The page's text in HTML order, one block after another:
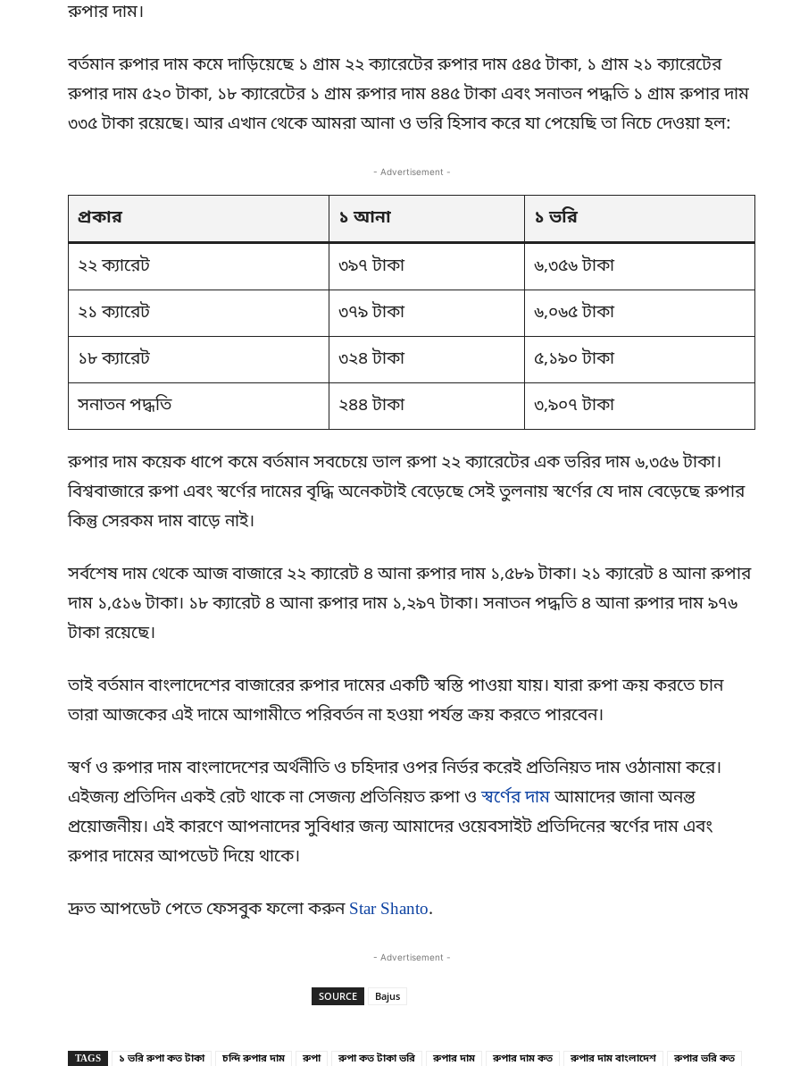
রুপার দাম।
বর্তমান রুপার দাম কমে দাড়িয়েছে ১ গ্রাম ২২ ক্যারেটের রুপার দাম ৫৪৫ টাকা, ১ গ্রাম ২১ ক্যারেটের
রুপার দাম ৫২০ টাকা, ১৮ ক্যারেটের ১ গ্রাম রুপার দাম ৪৪৫ টাকা এবং সনাতন পদ্ধতি ১ গ্রাম রুপার দাম
৩৩৫ টাকা রয়েছে। আর এখান থেকে আমরা আনা ও ভরি হিসাব করে যা পেয়েছি তা নিচে দেওয়া হল:
- Advertisement -
প্রকার ১ আনা ১ ভরি
২২ ক্যারেট ৩৯৭ টাকা ৬,৩৫৬ টাকা
২১ ক্যারেট ৩৭৯ টাকা ৬,০৬৫ টাকা
১৮ ক্যারেট ৩২৪ টাকা ৫,১৯০ টাকা
সনাতন পদ্ধতি ২৪৪ টাকা ৩,৯০৭ টাকা
রুপার দাম কয়েক ধাপে কমে বর্তমান সবচেয়ে ভাল রুপা ২২ ক্যারেটের এক ভরির দাম ৬,৩৫৬ টাকা।
বিশ্ববাজারে রুপা এবং স্বর্ণের দামের বৃদ্ধি অনেকটাই বেড়েছে সেই তুলনায় স্বর্ণের যে দাম বেড়েছে রুপার
কিন্তু সেরকম দাম বাড়ে নাই।
সর্বশেষ দাম থেকে আজ বাজারে ২২ ক্যারেট ৪ আনা রুপার দাম ১,৫৮৯ টাকা। ২১ ক্যারেট ৪ আনা রুপার
দাম ১,৫১৬ টাকা। ১৮ ক্যারেট ৪ আনা রুপার দাম ১,২৯৭ টাকা। সনাতন পদ্ধতি ৪ আনা রুপার দাম ৯৭৬
টাকা রয়েছে।
তাই বর্তমান বাংলাদেশের বাজারের রুপার দামের একটি স্বস্তি পাওয়া যায়। যারা রুপা ক্রয় করতে চান
তারা আজকের এই দামে আগামীতে পরিবর্তন না হওয়া পর্যন্ত ক্রয় করতে পারবেন।
স্বর্ণ ও রুপার দাম বাংলাদেশের অর্থনীতি ও চহিদার ওপর নির্ভর করেই প্রতিনিয়ত দাম ওঠানামা করে।
এইজন্য প্রতিদিন একই রেট থাকে না সেজন্য প্রতিনিয়ত রুপা ওস্বর্ণের দামআমাদের জানা অনন্ত
প্রয়োজনীয়। এই কারণে আপনাদের সুবিধার জন্য আমাদের ওয়েবসাইট প্রতিদিনের স্বর্ণের দাম এবং
রুপার দামের আপডেট দিয়ে থাকে।
দ্রুত আপডেট পেতে ফেসবুক ফলো করুন Star Shanto.
- Advertisement -
SOURCE Bajus
TAGS ১ ভরি রুপা কত টাকা চন্দি রুপার দাম রুপা রুপা কত টাকা ভরি রুপার দাম রুপার দাম কত রুপার দাম বাংলাদেশ
রুপার ভরি কত